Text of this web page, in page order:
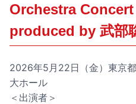
Orchestra Concert
produced by 武部
2026年5月22日（金）東京
大ホール
＜出演者＞